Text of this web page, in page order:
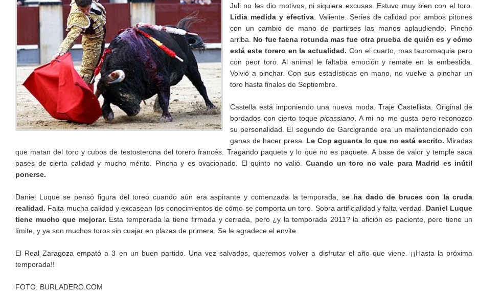
Juli no les dio motivos, ni siquiera excusas. Estuvo muy bien con el toro.
Lidia medida y efectiva. Valiente. Series de calidad por ambos pitones
con un cambio de mano de partirses las manos aplaudiendo. Pinchó
arriba. No fue faena rotunda mas fue otra prueba de quién es y cómo
está este torero en la actualidad. Con el cuarto, mas tauromaquia pero
con peor toro. Al animal le faltaba emoción y remate en la embestida.
Volvió a pinchar. Con sus estadísticas en mano, no vuelve a pinchar un
toro hasta finales de Septiembre.
Castella está imponiendo una nueva moda. Traje Castellista. Original de
bordados con cierto toquepicassiano . A mi no me gusta pero reconozco
su personalidad. El segundo de Garcigrande era un malintencionado con
ganas de hacer presa. Le Cop aguanta lo que no está escrito. Miradas
que matan del toro y cubos de testosterona del torero francés. Tragando paquete y lo que no es paquete. A base de valor y temple saca
pases de cierta calidad y mucho mérito. Pincha y es ovacionado. El quinto no valió. Cuando un toro no vale para Madrid es inútil
ponerse.
Daniel Luque se pensó figura del toreo cuando aún era aspirante y comenzada la temporada, se ha dado de bruces con la cruda
realidad. Falta mucha calidad y excasean los conocimientos de cómo se comporta un toro. Sobra artificialidad y falta verdad. Daniel Luque
tiene mucho que mejorar. Esta temporada la tiene firmada y cerrada, pero ¿y la temporada 2011? la afición es paciente, pero tiene un
límite, y ya son muchos toros sin cuajar en plazas de primera. Se le agradece el envite.
El Real Zaragoza empató a 3 en un buen partido. Una vez salvados, queremos volver a disfrutar el año que viene. ¡¡Hasta la próxima
temporada!!
FOTO: BURLADERO.COM